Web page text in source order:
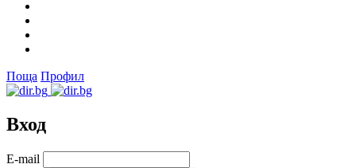
Поща Профил
Вход
Е-mail